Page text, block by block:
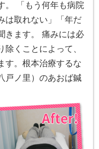
。 「もう何年も病院
は取れない」「年だ
きます。 痛みには必
くことによって、
す。根本治療するな
戸ノ里）のあおば鍼